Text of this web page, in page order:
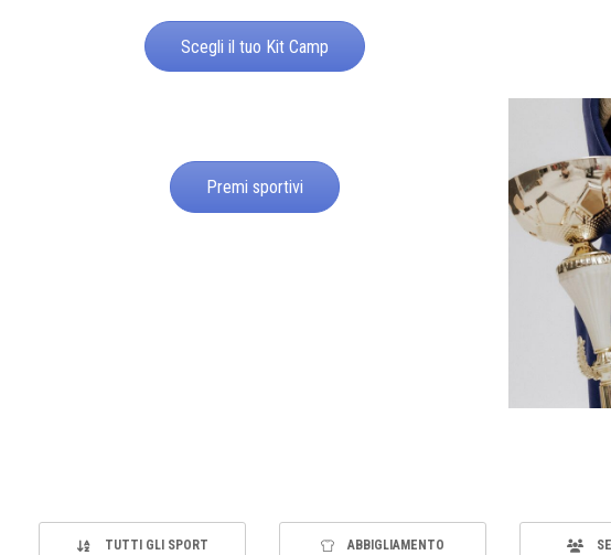
Scegli il tuo Kit Camp
Premi sportivi
TUTTI GLI SPORT ABBIGLIAMENTO